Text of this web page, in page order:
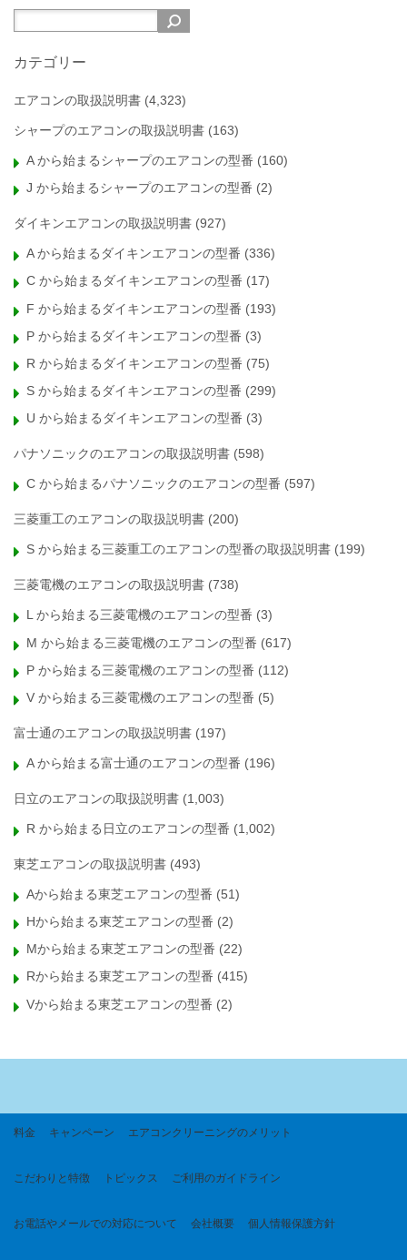
カテゴリー
エアコンの取扱説明書 (4,323)
シャープのエアコンの取扱説明書 (163)
A から始まるシャープのエアコンの型番 (160)
J から始まるシャープのエアコンの型番 (2)
ダイキンエアコンの取扱説明書 (927)
A から始まるダイキンエアコンの型番 (336)
C から始まるダイキンエアコンの型番 (17)
F から始まるダイキンエアコンの型番 (193)
P から始まるダイキンエアコンの型番 (3)
R から始まるダイキンエアコンの型番 (75)
S から始まるダイキンエアコンの型番 (299)
U から始まるダイキンエアコンの型番 (3)
パナソニックのエアコンの取扱説明書 (598)
C から始まるパナソニックのエアコンの型番 (597)
三菱重工のエアコンの取扱説明書 (200)
S から始まる三菱重工のエアコンの型番の取扱説明書 (199)
三菱電機のエアコンの取扱説明書 (738)
L から始まる三菱電機のエアコンの型番 (3)
M から始まる三菱電機のエアコンの型番 (617)
P から始まる三菱電機のエアコンの型番 (112)
V から始まる三菱電機のエアコンの型番 (5)
富士通のエアコンの取扱説明書 (197)
A から始まる富士通のエアコンの型番 (196)
日立のエアコンの取扱説明書 (1,003)
R から始まる日立のエアコンの型番 (1,002)
東芝エアコンの取扱説明書 (493)
Aから始まる東芝エアコンの型番 (51)
Hから始まる東芝エアコンの型番 (2)
Mから始まる東芝エアコンの型番 (22)
Rから始まる東芝エアコンの型番 (415)
Vから始まる東芝エアコンの型番 (2)
料金 キャンペーン エアコンクリーニングのメリット
こだわりと特徴 トピックス ご利用のガイドライン
お電話やメールでの対応について 会社概要 個人情報保護方針